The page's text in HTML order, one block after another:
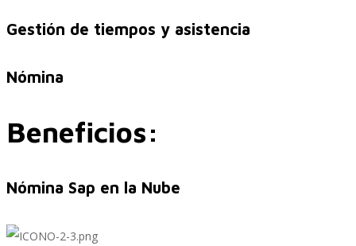
Learning and Development
Recruiting and Onboarding
Gestión de tiempos y asistencia
Nómina
Beneficios:
Nómina Sap en la Nube